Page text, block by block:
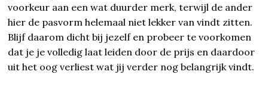
voorkeur aan een wat duurder merk, terwijl de ander
hier de pasvorm helemaal niet lekker van vindt zitten.
Blijf daarom dicht bij jezelf en probeer te voorkomen
dat je je volledig laat leiden door de prijs en daardoor
uit het oog verliest wat jij verder nog belangrijk vindt.